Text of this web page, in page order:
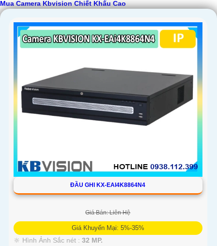
Mua Camera Kbvision Chiết Khấu Cao
ĐẦU GHI KX-EAI4K8864N4
Giá Bán: Liên Hệ
Giá Khuyến Mại: 5%-35%
🔆 Hình Ảnh Sắc nét : 32 MP.